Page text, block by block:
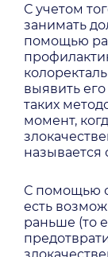
С учетом
занимать
помощью
выявить
таких
момент,
называется
С помощью
есть
раньше (то